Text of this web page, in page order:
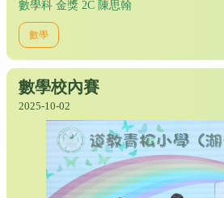
數學科 金獎 2C 陳思翰
數學
數學校內賽
2025-10-02